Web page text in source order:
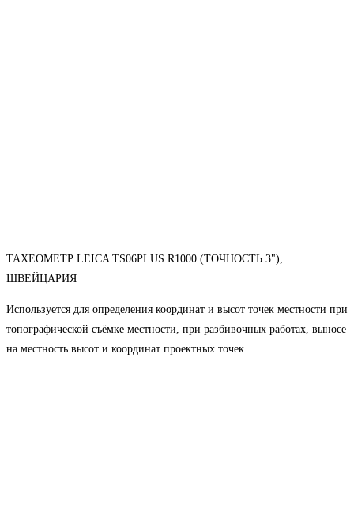
ТАХЕОМЕТР LEICA TS06PLUS R1000 (ТОЧНОСТЬ 3"),
ШВЕЙЦАРИЯ
Используется для определения координат и высот точек местности при
топографической съёмке местности, при разбивочных работах, выносе
на местность высот и координат проектных точек.